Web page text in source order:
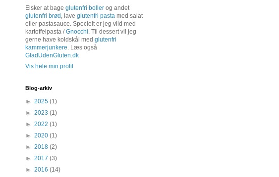
Elsker at bage glutenfri boller og andet
glutenfri brød , lave glutenfri pasta med salat
eller pastasauce. Specielt er jeg vild med
kartoffelpasta /Gnocchi. Til dessert vil jeg
gerne have koldskål med glutenfri
kammerjunkere. Læs også
GladUdenGluten.dk
Vis hele min profil
Blog-arkiv
► 2025 (1)
► 2023 (1)
► 2022 (1)
► 2020 (1)
► 2018 (2)
► 2017 (3)
► 2016 (14)